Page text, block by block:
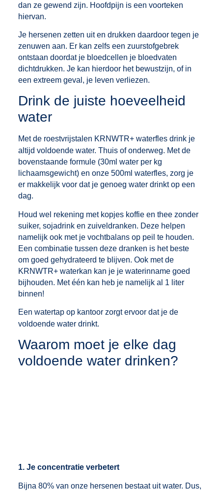
dan ze gewend zijn. Hoofdpijn is een voorteken
hiervan.
Je hersenen zetten uit en drukken daardoor tegen je
zenuwen aan. Er kan zelfs een zuurstofgebrek
ontstaan doordat je bloedcellen je bloedvaten
dichtdrukken. Je kan hierdoor het bewustzijn, of in
een extreem geval, je leven verliezen.
Drink de juiste hoeveelheid
water
Met de roestvrijstalen KRNWTR+waterfles drink je
altijd voldoende water. Thuis of onderweg. Met de
bovenstaande formule (30ml water per kg
lichaamsgewicht) en onze 500ml waterfles, zorg je
er makkelijk voor dat je genoeg water drinkt op een
dag.
‍Houd wel rekening met kopjes koffie en thee zonder
suiker, sojadrink en zuiveldranken. Deze helpen
namelijk ook met je vochtbalans op peil te houden.
Een combinatie tussen deze dranken is het beste
om goed gehydrateerd te blijven. Ook met de
KRNWTR+ waterkan kan je je waterinname goed
bijhouden. Met één kan heb je namelijk al 1 liter
binnen!
Eenwatertap op kantoor zorgt ervoor dat je de
voldoende water drinkt.
Waarom moet je elke dag
voldoende water drinken?
1. Je concentratie verbetert
Bijna 80% van onze hersenen bestaat uit water. Dus,